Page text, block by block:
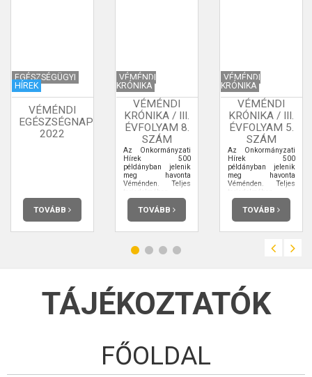
EGÉSZSÉGÜGYI
HÍREK
VÉMÉNDI
EGÉSZSÉGNAP
2022
TOVÁBB
VÉMÉNDI
KRÓNIKA
VÉMÉNDI
KRÓNIKA / III.
ÉVFOLYAM 8.
SZÁM
Az Önkormányzati
Hírek 500
példányban jelenik
meg havonta
Véménden. Teljes
terjedelmében
elolvashatja.
TOVÁBB
VÉMÉNDI
KRÓNIKA
VÉMÉNDI
KRÓNIKA / III.
ÉVFOLYAM 5.
SZÁM
Az Önkormányzati
Hírek 500
példányban jelenik
meg havonta
Véménden. Teljes
terjedelmében
elolvashatja.
TOVÁBB
TÁJÉKOZTATÓK
FŐOLDAL